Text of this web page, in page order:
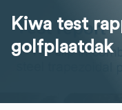
Kiwa test
golfplaatdak